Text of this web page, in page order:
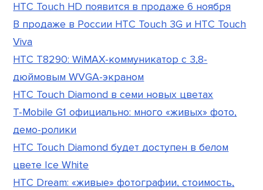
HTC Touch HD появится в продаже 6 ноября
В продаже в России HTC Touch 3G и HTC Touch
Viva
HTC T8290: WiMAX-коммуникатор с 3,8-
дюймовым WVGA-экраном
HTC Touch Diamond в семи новых цветах
T-Mobile G1 официально: много «живых» фото,
демо-ролики
HTC Touch Diamond будет доступен в белом
цвете Ice White
HTC Dream: «живые» фотографии, стоимость,